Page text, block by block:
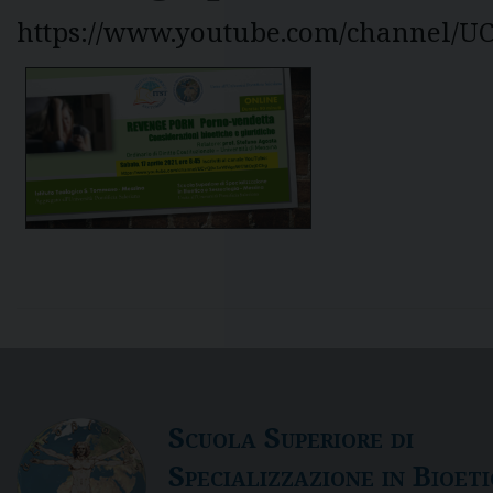
https://www.youtube.com/channel/
Scuola Superiore di
Specializzazione in B